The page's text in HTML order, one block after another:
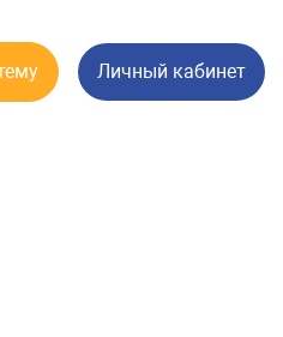
Личный кабинет